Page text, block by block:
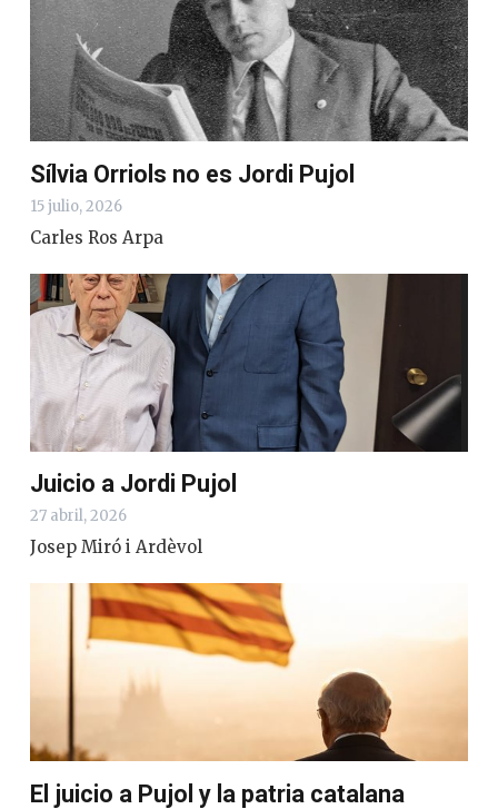
Sílvia Orriols no es Jordi Pujol
15 julio, 2026
Carles Ros Arpa
Juicio a Jordi Pujol
27 abril, 2026
Josep Miró i Ardèvol
El juicio a Pujol y la patria catalana